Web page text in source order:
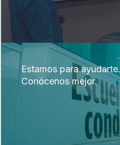
Estamos para ayudarte.
Conócenos mejor.